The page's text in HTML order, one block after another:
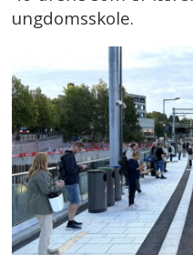
ungdomsskole.